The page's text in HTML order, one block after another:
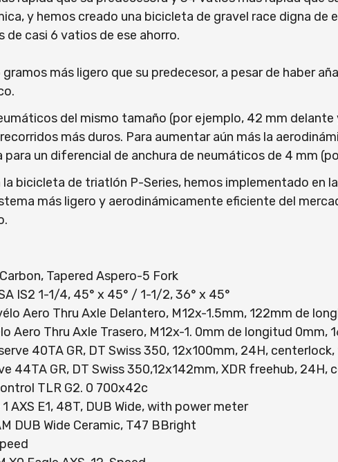
y hemos creado una bicicleta de gravel race digna
de casi 6 vatios de ese ahorro.
más ligero que su predecesor, a pesar de haber
del mismo tamaño (por ejemplo, 42 mm
más duros. Para aumentar aún más la
un diferencial de anchura de neumáticos de 4 mm
bicicleta de triatlón P-Series, hemos implementado en
más ligero y aerodinámicamente eficiente del
Tapered Aspero-5 Fork
IS2 1-1/4, 45° x 45° / 1-1/2, 36° x 45°
Aero Thru Axle Delantero, M12x-1.5mm, 122mm de
Aero Thru Axle Trasero, M12x-1. 0mm de longitud 0mm,
40TA GR, DT Swiss 350, 12x100mm, 24H,
44TA GR, DT Swiss 350,12x142mm, XDR freehub,
TLR G2. 0 700x42c
AXS E1, 48T, DUB Wide, with power meter
DUB Wide Ceramic, T47 BBright